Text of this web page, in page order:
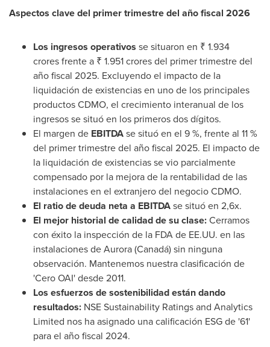
Aspectos clave del primer trimestre del año fiscal 2026
Los ingresos operativos se situaron en ₹ 1.934
crores frente a ₹ 1.951 croresdel primer trimestre del
año fiscal 2025. Excluyendo el impacto de la
liquidación de existencias en uno de los principales
productos CDMO, el crecimiento interanual de los
ingresos se situó en los primeros dos dígitos.
El margen de EBITDAse situó en el 9 %, frente al 11 %
del primer trimestre del año fiscal 2025. El impacto de
la liquidación de existencias se vio parcialmente
compensado por la mejora de la rentabilidad de las
instalaciones en el extranjero del negocio CDMO.
El ratio de deuda neta a EBITDAse situó en 2,6x.
El mejor historial de calidad de su clase:Cerramos
con éxito la inspección de la FDA de EE.UU. en las
instalaciones de Aurora (Canadá) sin ninguna
observación. Mantenemos nuestra clasificación de
'Cero OAI' desde 2011.
Los esfuerzos de sostenibilidad están dando
resultados: NSE Sustainability Ratings and Analytics
Limited nos ha asignado una calificación ESG de '61'
para el año fiscal 2024.